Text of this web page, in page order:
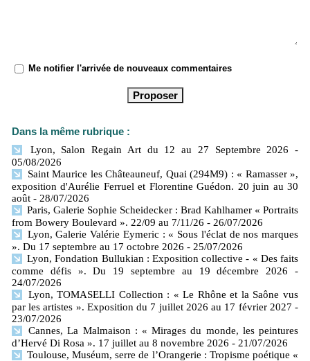
Me notifier l'arrivée de nouveaux commentaires
Dans la même rubrique :
Lyon, Salon Regain Art du 12 au 27 Septembre 2026
-
05/08/2026
Saint Maurice les Châteauneuf, Quai (294M9) : « Ramasser »,
exposition d'Aurélie Ferruel et Florentine Guédon. 20 juin au 30
août - 28/07/2026
Paris, Galerie Sophie Scheidecker : Brad Kahlhamer « Portraits
from Bowery Boulevard ». 22/09 au 7/11/26 - 26/07/2026
Lyon, Galerie Valérie Eymeric : « Sous l'éclat de nos marques
». Du 17 septembre au 17 octobre 2026 - 25/07/2026
Lyon, Fondation Bullukian : Exposition collective - « Des faits
comme défis ». Du 19 septembre au 19 décembre 2026
-
24/07/2026
Lyon, TOMASELLI Collection : « Le Rhône et la Saône vus
par les artistes ». Exposition du 7 juillet 2026 au 17 février 2027 -
23/07/2026
Cannes, La Malmaison : « Mirages du monde, les peintures
d’Hervé Di Rosa ». 17 juillet au 8 novembre 2026 - 21/07/2026
Toulouse, Muséum, serre de l’Orangerie : Tropisme poétique «